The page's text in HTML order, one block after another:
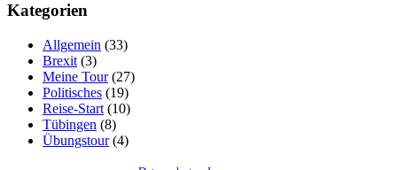
Kategorien
Allgemein (33)
Brexit (3)
Meine Tour(27)
Politisches (19)
Reise-Start (10)
Tübingen (8)
Übungstour(4)